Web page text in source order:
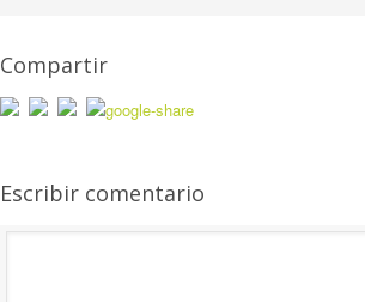
Compartir
Escribir comentario